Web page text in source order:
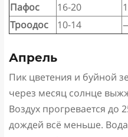
Пафос
16-20
Троодос
10-14
Апрель
Пик цветения и буйной
через месяц солнце
Воздух прогревается до
дождей всё меньше.